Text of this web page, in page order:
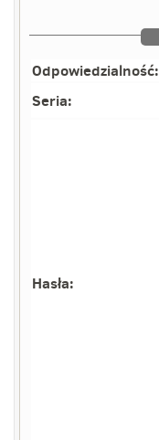
Odpowiedzialność:
Seria:
Hasła: